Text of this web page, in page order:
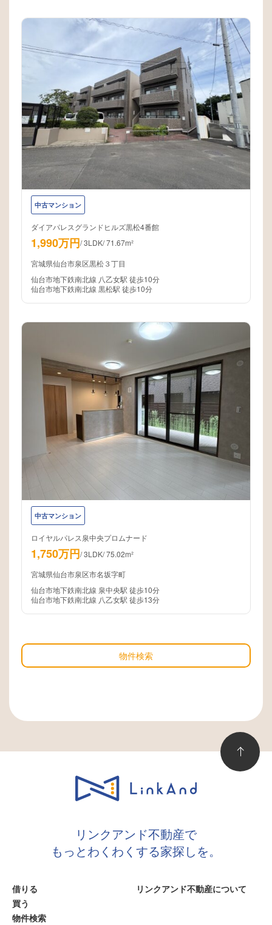
中古マンション
ダイアパレスグランドヒルズ黒松4番館
1,990万円/3LDK/71.67m²
宮城県仙台市泉区黒松３丁目
仙台市地下鉄南北線 八乙女駅 徒歩10分
仙台市地下鉄南北線 黒松駅 徒歩10分
中古マンション
ロイヤルパレス泉中央プロムナード
1,750万円/3LDK/75.02m²
宮城県仙台市泉区市名坂字町
仙台市地下鉄南北線 泉中央駅 徒歩10分
仙台市地下鉄南北線 八乙女駅 徒歩13分
物件検索
リンクアンド不動産で
もっとわくわくする家探しを。
借りる
買う
物件検索
リンクアンド不動産について